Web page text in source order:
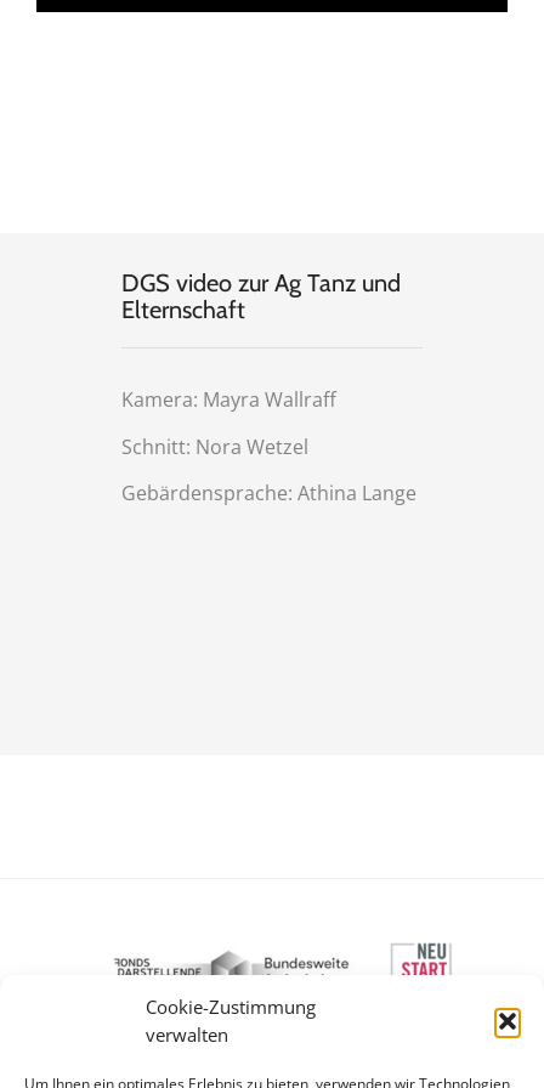
Cookie-Zustimmung
verwalten
Um Ihnen ein optimales Erlebnis zu bieten, verwenden wir Technologien
DGS video zur Ag Tanz und
Elternschaft
Kamera: Mayra Wallraff
Schnitt: Nora Wetzel
Gebärdensprache: Athina Lange